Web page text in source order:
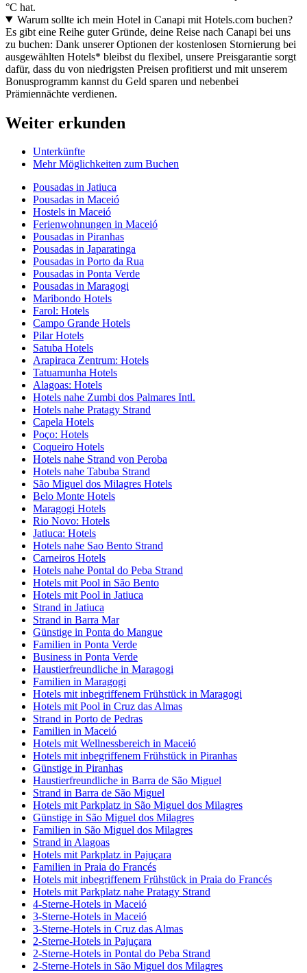
°C hat.
Warum sollte ich mein Hotel in Canapi mit Hotels.com buchen?
Es gibt eine Reihe guter Gründe, deine Reise nach Canapi bei uns
zu buchen: Dank unserer Optionen der kostenlosen Stornierung bei
ausgewählten Hotels* bleibst du flexibel, unsere Preisgarantie sorgt
dafür, dass du von niedrigsten Preisen profitierst und mit unserem
Bonusprogramm kannst du Geld sparen und nebenbei
Prämiennächte verdienen.
Weiter erkunden
Unterkünfte
Mehr Möglichkeiten zum Buchen
Pousadas in Jatiuca
Pousadas in Maceió
Hostels in Maceió
Ferienwohnungen in Maceió
Pousadas in Piranhas
Pousadas in Japaratinga
Pousadas in Porto da Rua
Pousadas in Ponta Verde
Pousadas in Maragogi
Maribondo Hotels
Farol: Hotels
Campo Grande Hotels
Pilar Hotels
Satuba Hotels
Arapiraca Zentrum: Hotels
Tatuamunha Hotels
Alagoas: Hotels
Hotels nahe Zumbi dos Palmares Intl.
Hotels nahe Pratagy Strand
Capela Hotels
Poço: Hotels
Coqueiro Hotels
Hotels nahe Strand von Peroba
Hotels nahe Tabuba Strand
São Miguel dos Milagres Hotels
Belo Monte Hotels
Maragogi Hotels
Rio Novo: Hotels
Jatiuca: Hotels
Hotels nahe Sao Bento Strand
Carneiros Hotels
Hotels nahe Pontal do Peba Strand
Hotels mit Pool in São Bento
Hotels mit Pool in Jatiuca
Strand in Jatiuca
Strand in Barra Mar
Günstige in Ponta do Mangue
Familien in Ponta Verde
Business in Ponta Verde
Haustierfreundliche in Maragogi
Familien in Maragogi
Hotels mit inbegriffenem Frühstück in Maragogi
Hotels mit Pool in Cruz das Almas
Strand in Porto de Pedras
Familien in Maceió
Hotels mit Wellnessbereich in Maceió
Hotels mit inbegriffenem Frühstück in Piranhas
Günstige in Piranhas
Haustierfreundliche in Barra de São Miguel
Strand in Barra de São Miguel
Hotels mit Parkplatz in São Miguel dos Milagres
Günstige in São Miguel dos Milagres
Familien in São Miguel dos Milagres
Strand in Alagoas
Hotels mit Parkplatz in Pajuçara
Familien in Praia do Francés
Hotels mit inbegriffenem Frühstück in Praia do Francés
Hotels mit Parkplatz nahe Pratagy Strand
4-Sterne-Hotels in Maceió
3-Sterne-Hotels in Maceió
3-Sterne-Hotels in Cruz das Almas
2-Sterne-Hotels in Pajuçara
2-Sterne-Hotels in Pontal do Peba Strand
2-Sterne-Hotels in São Miguel dos Milagres